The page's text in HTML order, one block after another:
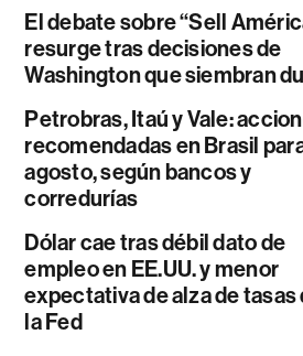
El debate sobre “Sell
resurge tras decisiones de
Washington que siembran
Petrobras, Itaú y Vale:
recomendadas en Brasil
agosto, según bancos y
corredurías
Dólar cae tras débil dato de
empleo en EE.UU. y menor
expectativa de alza de tasas
la Fed